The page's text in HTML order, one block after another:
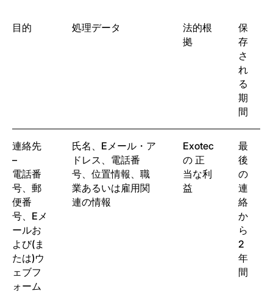
目的 処理データ
法的根
拠
保
存
さ
れ
る
期
間
連絡先
–
電話番
号、郵
便番
号、Eメ
ールお
よび(ま
たは)ウ
ェブフ
ォーム
氏名、Eメール・ア
ドレス、電話番
号、位置情報、職
業あるいは雇用関
連の情報
Exotec
の 正
当な利
益
最
後
の
連
絡
か
ら
2
年
間